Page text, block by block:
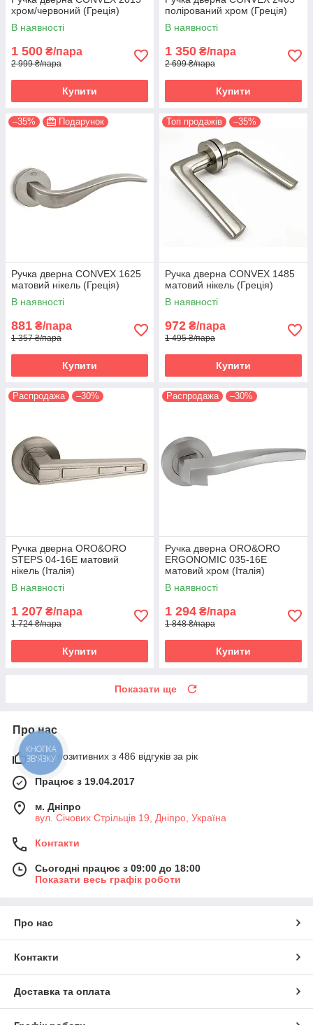
хром/червоний (Греція)
В наявності
1 500 ₴/пара
2 999 ₴/пара
Купити
полірований хром (Греція)
В наявності
1 350 ₴/пара
2 699 ₴/пара
Купити
–35% Подарунок
Ручка дверна CONVEX 1625
матовий нікель (Греція)
В наявності
881 ₴/пара
1 357 ₴/пара
Купити
Топ продажів –35%
Ручка дверна CONVEX 1485
матовий нікель (Греція)
В наявності
972 ₴/пара
1 495 ₴/пара
Купити
Распродажа –30%
Ручка дверна ORO&ORO
STEPS 04-16E матовий
нікель (Італія)
В наявності
1 207 ₴/пара
1 724 ₴/пара
Купити
Распродажа –30%
Ручка дверна ORO&ORO
ERGONOMIC 035-16E
матовий хром (Італія)
В наявності
1 294 ₴/пара
1 848 ₴/пара
Купити
Показати ще
Про нас
97% позитивних з 486 відгуків за рік
Працює з 19.04.2017
м. Дніпро
вул. Січових Стрільців 19, Дніпро, Україна
Контакти
Сьогодні працює з 09:00 до 18:00
Показати весь графік роботи
Про нас
Контакти
Доставка та оплата
КНОПКА
ЗВ'ЯЗКУ